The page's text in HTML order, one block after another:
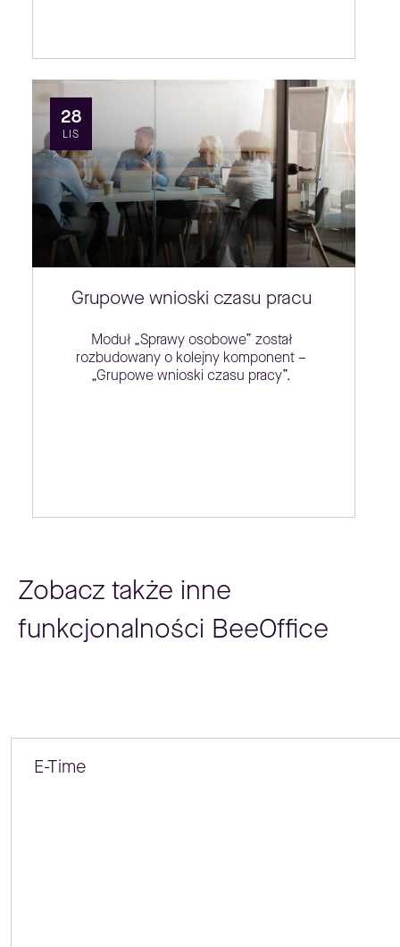
28
LIS
Grupowe wnioski czasu pracu
Moduł „Sprawy osobowe” został
rozbudowany o kolejny komponent –
„Grupowe wnioski czasu pracy”.
Zobacz także inne
funkcjonalności BeeOffice
E-Time